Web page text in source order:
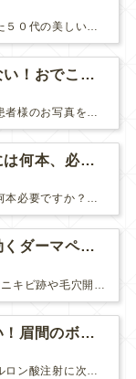
丸くするだけじゃない！おでこのヒアルロン酸注射
先日、ご紹介した美しい患者様のお写真を使わせていただいて、おでこのヒアルロン酸注射について説明します。 （≫ 写真の患者様の経過はこちら『２年間で若返って綺麗になられた患者様』） なぜおでこに...
ヒアルロン酸、私には何本、必要ですか？
「私にはヒアルロン酸が何本必要ですか？」 診察の時によく聞かれますが、なかなか難しい質問です。 どこまでこだわってキレイにしたいかによって 使うヒアルロン酸の量が変わるからです。 前回もご紹介させ...
毛穴とニキビ跡に効くダーマペン４フルコース
ダーマペン4フルコースはニキビ跡や毛穴開きで悩まれている方に自信を持ってお勧めできる美肌治療です。 ↑ ダーマペン4フルコースを4回行いました。 ニキビ跡と毛穴開きが改善して肌のキメが整いまし...
縦ジワだけじゃない！眉間のボトックス注射
ボトックスは当院でヒアルロン酸注射に次いで人気のある治療です。 私自身、美容治療が制限されていた妊娠・授乳中に一番やりたかったのはボトックスで、 「ボトックスが世の中から無くなったら困る！」と...